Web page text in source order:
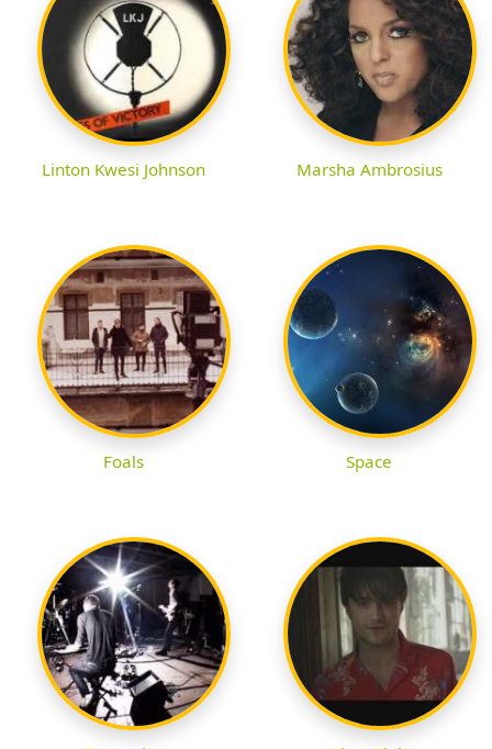
Linton Kwesi Johnson Marsha Ambrosius
Foals Space